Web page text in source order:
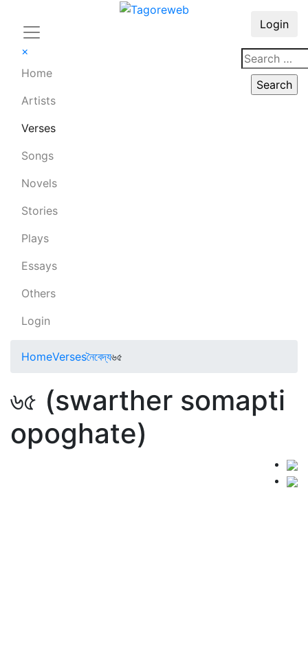
×
Home
Artists
Verses
Songs
Novels
Stories
Plays
Essays
Others
Login
Login
HomeVersesনৈবেদ্য৬৫
৬৫ (swarther somapti
opoghate)